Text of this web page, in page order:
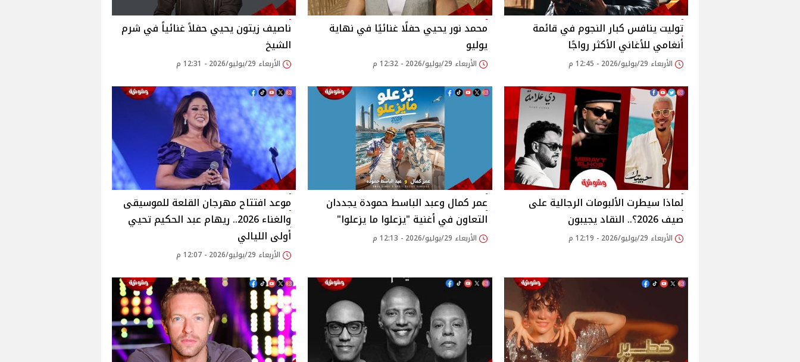
توليت ينافس كبار النجوم في قائمة
أنغامي للأغاني الأكثر رواجًا
الأربعاء 29/يوليو/2026 - 12:45 م
محمد نور يحيي حفلًا غنائيًا في نهاية
يوليو
الأربعاء 29/يوليو/2026 - 12:32 م
ناصيف زيتون يحيي حفلاً غنائياً في شرم
الشيخ
الأربعاء 29/يوليو/2026 - 12:31 م
لماذا سيطرت الألبومات الرجالية على
صيف 2026؟.. النقاد يجيبون
الأربعاء 29/يوليو/2026 - 12:19 م
عمر كمال وعبد الباسط حمودة يجددان
التعاون في أغنية "يزعلوا ما يزعلوا"
الأربعاء 29/يوليو/2026 - 12:13 م
موعد افتتاح مهرجان القلعة للموسيقى
والغناء 2026.. ريهام عبد الحكيم تحيي
أولى الليالي
الأربعاء 29/يوليو/2026 - 12:07 م